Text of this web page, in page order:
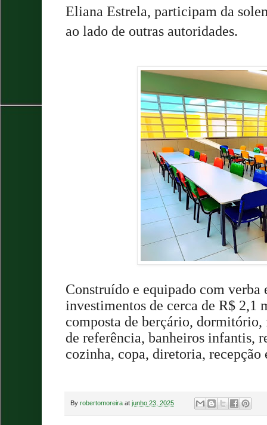
Eliana Estrela, participam da
ao lado de outras autoridades.
Construído e equipado com verba
investimentos de cerca de R$ 2,1
composta de berçário,
de referência, banheiros infantis,
cozinha, copa, diretoria,
By robertomoreira at junho 23, 2025